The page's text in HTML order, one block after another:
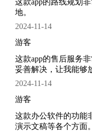
地。
2024-11-14
游客
这款app的售后服务
妥善解决，让我能够
2024-11-14
游客
这款办公软件的功能
演示文稿等各个方面